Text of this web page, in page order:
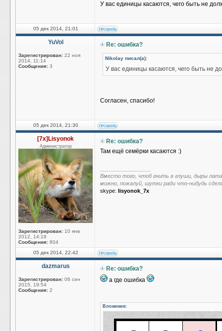
У вас единицы касаются, чего быть не
05 дек 2014, 21:01
YuVol
Зарегистрирован: 22 ноя
2014, 11:14
Сообщения: 3
Re: ошибка?
Nikolay писал(а):
У вас единицы касаются, чего быть не
Согласен, спасибо!
05 дек 2014, 21:30
[7x]Lisyonok
Администратор
Зарегистрирован: 10 янв
2012, 14:18
Сообщения: 804
Re: ошибка?
Там ещё семёрки касаются :)
Вместо того, чтоб гнить в глуши, дыры
можно, пожалуй, шутки ради что-нибудь
skype: lisyonok_7x
05 дек 2014, 22:42
dazmarus
Зарегистрирован: 06 сен
2015, 19:54
Сообщения: 2
Re: ошибка?
а где ошибка
Вложения: